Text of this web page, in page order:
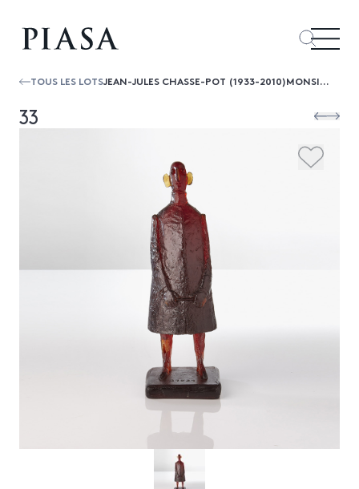
TOUS LES LOTS JEAN-JULES CHASSE-POT (1933-2010)MONSIEUR DINDON PERCHÉ
33